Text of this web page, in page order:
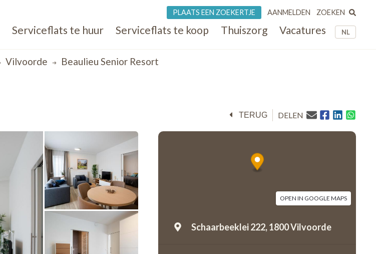
NL
Serviceflats te huur Serviceflats te koop Thuiszorg Vacatures
PLAATS EEN ZOEKERTJE AANMELDEN ZOEKEN
Vilvoorde Beaulieu Senior Resort
TERUG DELEN
OPEN IN GOOGLE MAPS
Schaarbeeklei 222,1800 Vilvoorde